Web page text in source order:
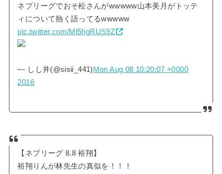
ネプリーグでおそ松さんがwwwww山本美月がトッテ
ィについて熱く語ってるwwwww
pic.twitter.com/Ml5hgRUS9Z
— しし井(@sisii_441)Mon Aug 08 10:20:07 +0000
2016
【ネプリーグ 8.8 裕翔】
裕翔りんが林先生の真似を！！！